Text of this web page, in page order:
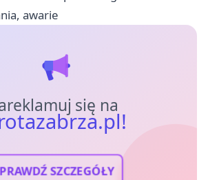
awarie
się na
SZCZEGÓŁY